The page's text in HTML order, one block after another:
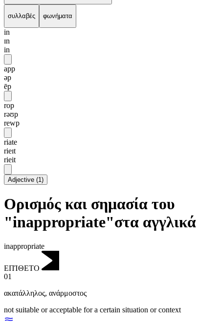
συλλαβές φωνήματα
in
ɪn
in
app
əp
ēp
rop
rəʊp
rewp
riate
rieɪt
rieit
Adjective (1)
Ορισμός και σημασία του
"inappropriate"στα αγγλικά
inappropriate
ΕΠΊΘΕΤΟ
01
ακατάλληλος, ανάρμοστος
not suitable or acceptable for a certain situation or context